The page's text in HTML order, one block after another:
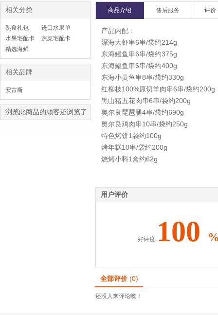
商品介绍 售后服务 评价
产品内配：
深海大虾串6串/袋约214g
东海鳗鱼串6串/袋约375g
东海鲳鱼串6串/袋约400g
东海小黄鱼串8串/袋约330g
红柳枝100%原切羊肉串6串/袋约200g
黑山猪五花肉串6串/袋约200g
奥尔良琵琶腿4串/袋约690g
奥尔良鸡肉串10串/袋约250g
特色烤饼1袋约100g
烤年糕10串/袋约200g
烧烤小料1盒约62g
用户评价
好评度 100
全部评价(0)
还没人来评论噢！
相关分类
熟食礼包
进口水果单
品
水果宅配卡
蔬菜宅配卡
精选海鲜
相关品牌
安古斯
浏览此商品的顾客还浏览了